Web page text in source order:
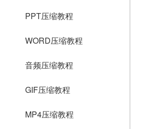
PPT压缩教程
WORD压缩教程
音频压缩教程
GIF压缩教程
MP4压缩教程